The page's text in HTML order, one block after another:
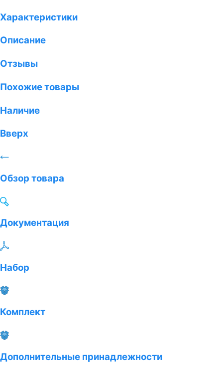
Характеристики
Описание
Отзывы
Похожие товары
Наличие
Вверх
Обзор товара
Документация
Набор
Комплект
Дополнительные принадлежности